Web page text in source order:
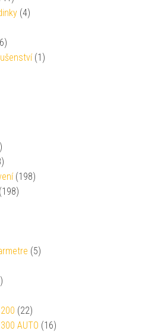
(4)
(1)
(198)
(198)
(5)
(22)
AUTO (16)